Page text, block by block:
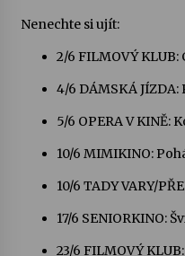
Pozvánka
28. 7.
Letní
Jenakaši
28. 7.
23. 7.
Nenechte si ujít:
2/6 FILMOVÝ
4/6 DÁMSKÁ
5/6 OPERA V KINĚ:
10/6 MIMIKINO:
10/6 TADY VARY/
17/6 SENIORKINO:
23/6 FILMOVÝ